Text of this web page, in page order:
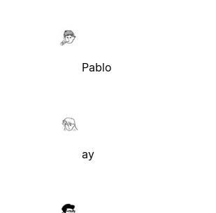
Pablo
ay